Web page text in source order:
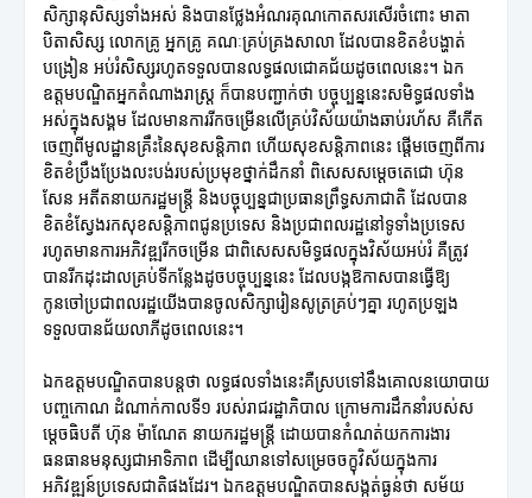
សិក្សានុសិស្សទាំងអស់ និងបានថ្លែងអំណរគុណកោតសរសើរចំពោះ មាតា
បិតាសិស្ស លោកគ្រូ អ្នកគ្រូ គណៈគ្រប់គ្រងសាលា ដែលបានខិតខំបង្ហាត់
បង្រៀន អប់រំសិស្សរហូតទទួលបានលទ្ធផលជោគជ័យដូចពេលនេះ។ ឯក
ឧត្តមបណ្ឌិតអ្នកតំណាងរាស្ត្រ ក៏បានបញ្ជាក់ថា បច្ចុប្បន្ននេះសមិទ្ធផលទាំង
អស់ក្នុងសង្គម ដែលមានការរីកចម្រើនលើគ្រប់វិស័យយ៉ាងឆាប់រហ័ស គឺកើត
ចេញពីមូលដ្ឋានគ្រឹះនៃសុខសន្តិភាព ហើយសុខសន្តិភាពនេះ ផ្ដើមចេញពីការ
ខិតខំប្រឹងប្រែងលះបង់របស់ប្រមុខថ្នាក់ដឹកនាំ ពិសេសសម្តេចតេជោ ហ៊ុន
សែន អតីតនាយករដ្ឋមន្ត្រី និងបច្ចុប្បន្នជាប្រធានព្រឹទ្ធសភាជាតិ ដែលបាន
ខិតខំស្វែងរកសុខសន្តិភាពជូនប្រទេស និងប្រជាពលរដ្ឋនៅទូទាំងប្រទេស
រហូតមានការអភិវឌ្ឍរីកចម្រើន ជាពិសេសសមិទ្ធផលក្នុងវិស័យអប់រំ គឺត្រូវ
បានរីកដុះដាលគ្រប់ទីកន្លែងដូចបច្ចុប្បន្ននេះ ដែលបង្កឱកាសបានធ្វើឱ្យ
កូនចៅប្រជាពលរដ្ឋយើងបានចូលសិក្សារៀនសូត្រគ្រប់ៗគ្នា រហូតប្រឡង
ទទួលបានជ័យលាភីដូចពេលនេះ។
ឯកឧត្តមបណ្ឌិតបានបន្តថា លទ្ធផលទាំងនេះគឺស្របទៅនឹងគោលនយោបាយ
បញ្ចកោណ ដំណាក់កាលទី១ របស់រាជរដ្ឋាភិបាល ក្រោមការដឹកនាំរបស់ស
ម្តេចធិបតី ហ៊ុន ម៉ាណែត នាយករដ្ឋមន្ត្រី ដោយបានកំណត់យកការងារ
ធនធានមនុស្សជាអាទិភាព ដើម្បីឈានទៅសម្រេចចក្ខុវិស័យក្នុងការ
អភិវឌ្ឍន៍ប្រទេសជាតិផងដែរ។ ឯកឧត្តមបណ្ឌិតបានសង្កត់ធ្ងន់ថា សម័យ